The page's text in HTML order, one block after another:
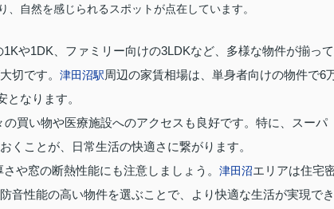
、自然を感じられるスポットが点在しています。
や1DK、ファミリー向けの3LDKなど、多様な物件が揃って
切です。 津田沼駅周辺の家賃相場は、単身者向けの物件で6
なります。
買い物や医療施設へのアクセスも良好です。特に、スーパ
くことが、日常生活の快適さに繋がります。
や窓の断熱性能にも注意しましょう。 津田沼エリアは住宅
音性能の高い物件を選ぶことで、より快適な生活が実現でき